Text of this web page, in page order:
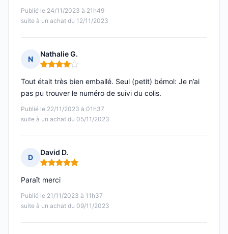
Publié le 24/11/2023 à 21h49
suite à un achat du 12/11/2023
N
Nathalie G.
Note : 4 sur 5
Publié le 22/11/2023 à 01h37
suite à un achat du 05/11/2023
Tout était très bien emballé. Seul (petit) bémol: Je n’ai
pas pu trouver le numéro de suivi du colis.
D
David D.
Note : 5 sur 5
Publié le 21/11/2023 à 11h37
suite à un achat du 09/11/2023
Paraît merci